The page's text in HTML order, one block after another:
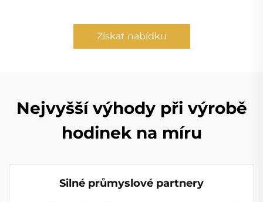
Získat nabídku
Nejvyšší výhody při výrobě
hodinek na míru
Silné průmyslové partnery